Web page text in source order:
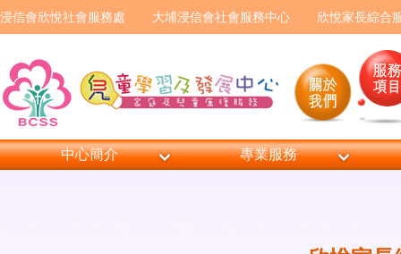
浸信會欣悅社會服務處 大埔浸信會社會服務中心 欣悅家長綜合
中心簡介 專業服務